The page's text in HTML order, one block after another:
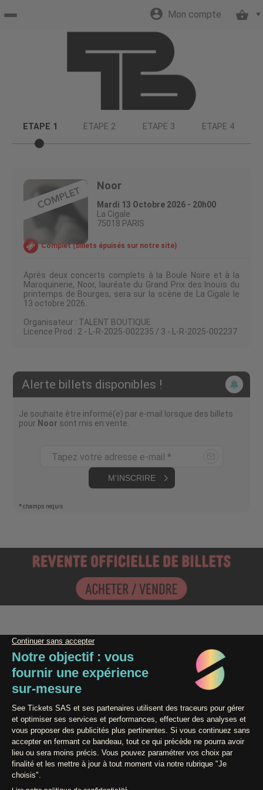
Mon compte
ETAPE 1 ETAPE 2 ETAPE 3 ETAPE 4
Noor
Mardi 13 Octobre 2026 - 20h00
La Cigale
75018 PARIS
Complet (billets épuisés sur notre site)
Après deux concerts complets à la Boule Noire et à la
Maroquinerie, Noor, lauréate du Grand Prix des Inouïs du
printemps de Bourges, sera sur la scène de La Cigale le
13 octobre 2026.
Organisateur : TALENT BOUTIQUE
Licence Prod : 2 - L-R-2025-002235 / 3 - L-R-2025-002237
Alerte billets disponibles !
Je souhaite être informé(e) par e-mail lorsque des billets
pour Noor sont mis en vente.
Tapez votre adresse e-mail *
M'INSCRIRE
* champs requis
Paiement 100% Sécurisé
Contact / Assistance
Conditions générales de vente
Données Personnelles
Mentions légales